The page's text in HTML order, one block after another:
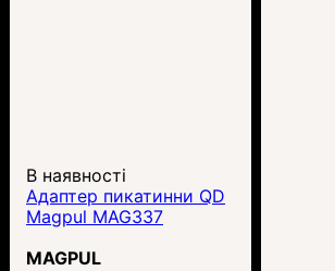
В наявності
Адаптер пикатинни QD
Magpul MAG337
MAGPUL